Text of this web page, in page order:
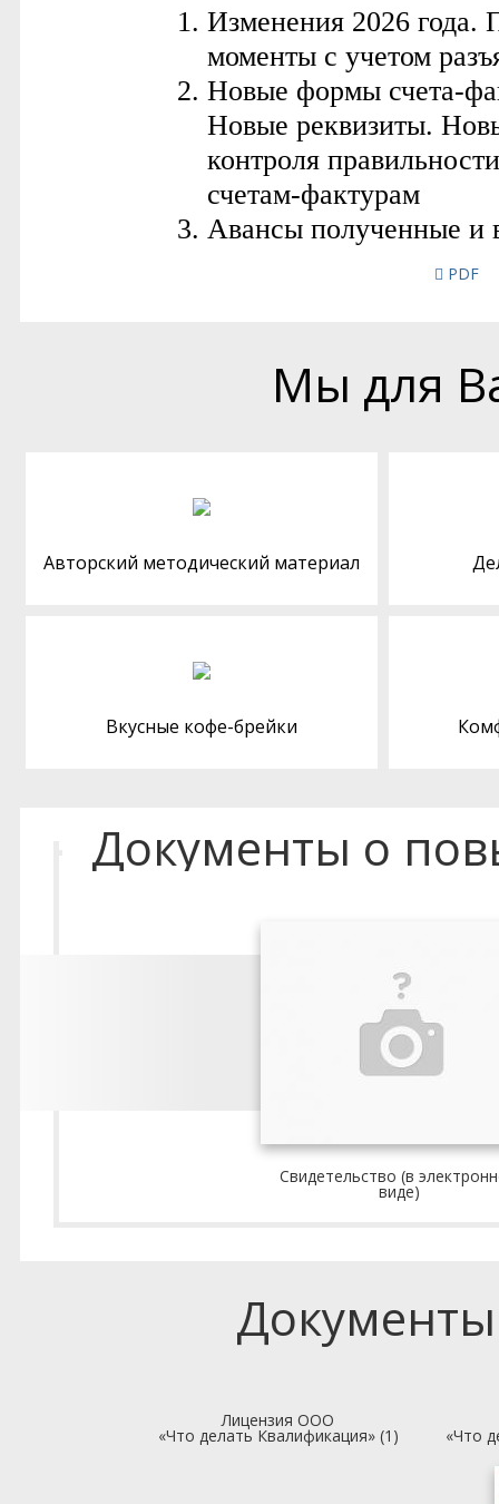
PDF
Мы для
Авторский методический материал
Вкусные кофе-брейки
Документы о
Свидетельство (в
виде)
Лицензия ООО
«Что делать Квалификация» (1) «Что